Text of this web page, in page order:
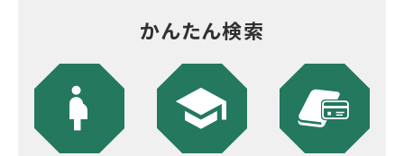
かんたん検索